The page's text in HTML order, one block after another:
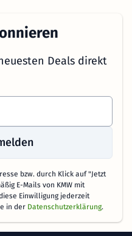
Deals direkt
bzw. durch Klick auf "Jetzt
E-Mails von KMW mit
Einwilligung jederzeit
in der Datenschutzerklärung.